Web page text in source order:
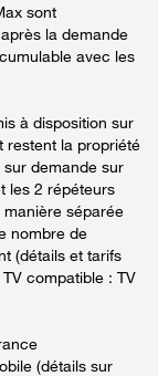
sont
la demande
avec les
à disposition sur
restent la propriété
demande sur
les 2 répéteurs
séparée
nombre de
(détails et tarifs
compatible : TV
(détails sur